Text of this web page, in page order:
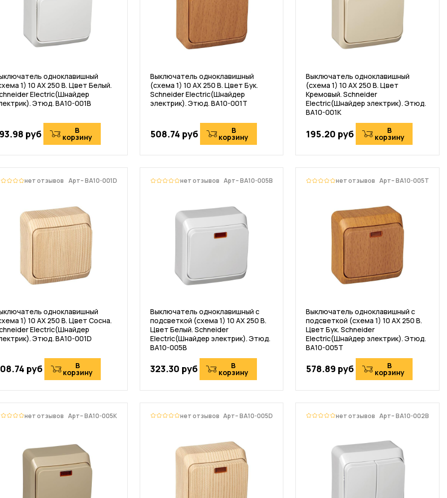
одноклавишный
1) 10 АХ 250 В. Цвет Белый.
Electric(Шнайдер
Этюд. BA10-001B
руб В
корзину
Выключатель одноклавишный
(схема 1) 10 АХ 250 В. Цвет Бук.
Schneider Electric(Шнайдер
электрик). Этюд. BA10-001T
508.74 руб В
корзину
Выключатель одноклавишный
(схема 1) 10 АХ 250 В. Цвет
Кремовый. Schneider
Electric(Шнайдер электрик). Этюд.
BA10-001K
195.20 руб В
корзину
нет отзывов Арт– BA10-001D
одноклавишный
1) 10 АХ 250 В. Цвет Сосна.
Electric(Шнайдер
Этюд. BA10-001D
руб В
корзину
нет отзывов Арт– BA10-005B
Выключатель одноклавишный с
подсветкой (схема 1) 10 АХ 250 В.
Цвет Белый. Schneider
Electric(Шнайдер электрик). Этюд.
BA10-005B
323.30 руб В
корзину
нет отзывов Арт– BA10-005T
Выключатель одноклавишный с
подсветкой (схема 1) 10 АХ 250 В.
Цвет Бук. Schneider
Electric(Шнайдер электрик). Этюд.
BA10-005T
578.89 руб В
корзину
нет отзывов Арт– BA10-005K нет отзывов Арт– BA10-005D нет отзывов Арт– BA10-002B